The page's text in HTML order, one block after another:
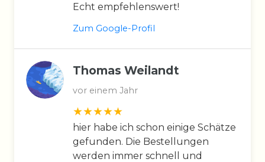
Echt empfehlenswert!
Zum Google-Profil
Thomas Weilandt
vor einem Jahr
hier habe ich schon einige Schätze
gefunden. Die Bestellungen
werden immer schnell und